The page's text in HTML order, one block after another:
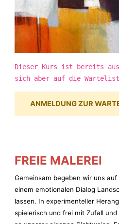
Dieser Kurs ist bereits
sich aber auf die
ANMELDUNG ZUR
FREIE MALEREI
Gemeinsam begeben wir uns
einem emotionalen Dialog
lassen. In experimenteller
spielerisch und frei mit Zufall